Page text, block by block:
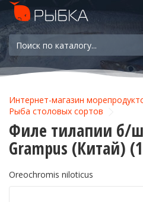
Интернет-магазин
Рыба столовых сортов
Филе тилапии б/
Grampus (Китай)
Oreochromis niloticus